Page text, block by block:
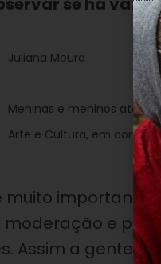
Juliana Moura
Meninas e meninos
Arte e Cultura, em
muito importante
e
Assim a gente